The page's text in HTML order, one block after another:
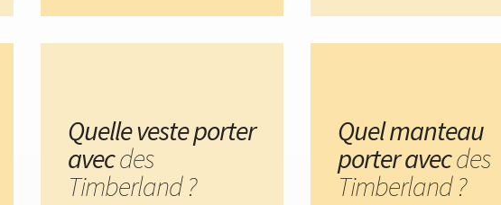
Quelle veste porter
avecdes
Timberland ?
Quel manteau
porter avecdes
Timberland ?